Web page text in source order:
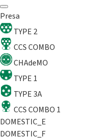
Presa
TYPE 2
CCS COMBO
CHAdeMO
TYPE 1
TYPE 3A
CCS COMBO 1
DOMESTIC_E
DOMESTIC_F